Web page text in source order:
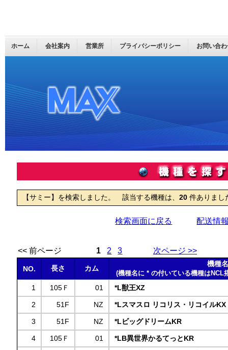
ホーム 会社案内 営業所 プライバシーポリシー お問い合
【サミー】を検索しました。 該当する機種は、 20 件ありまし
検索画面に戻る 配送情
<< 前ページ 1 2 3 次ページ >>
NO. 長さ カム
機種
(機種名に * の付いている機種はNCL
1 105Ｆ 01 *L獣王XZ
2 51F NZ *Lスマスロ リコリス・リコイルKX
3 51F NZ *LビッグドリームKR
4 105Ｆ 01 *LB異世界かるてっとKR